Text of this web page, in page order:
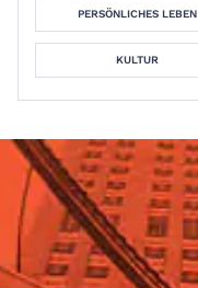
PERSÖNLICHES LEBEN
KULTUR